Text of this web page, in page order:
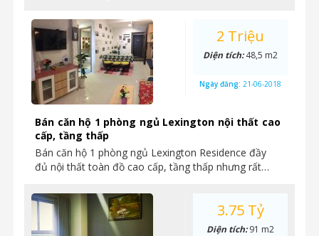
Bán căn hộ 1 phòng ngủ Lexington nội thất cao
cấp, tầng thấp
Bán căn hộ 1 phòng ngủ Lexington Residence đầy
đủ nội thất toàn đồ cao cấp, tầng thấp nhưng rất…
2 Triệu
Diện tích:48,5 m2
Ngày đăng: 21-06-2018
3.75 Tỷ
Diện tích:91 m2